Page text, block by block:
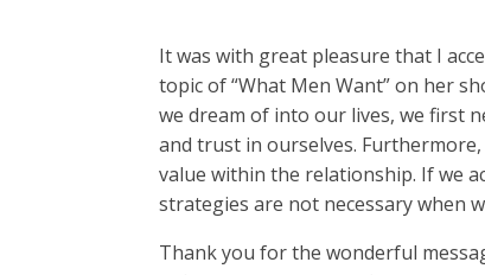
It was with great pleasure that I
topic of “What Men Want” on her
we dream of into our lives, we first
and trust in ourselves.
value within the relationship. If we
strategies are not necessary when
Thank you for the wonderful